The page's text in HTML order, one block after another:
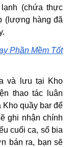
(chứa thực
(lượng hàng đã
Phần Mềm Tốt
và lưu tại Kho
thao tác luân
Kho quầy bar để
ghi nhận chính
cuối ca, số bia
bán ra, bạn sẽ